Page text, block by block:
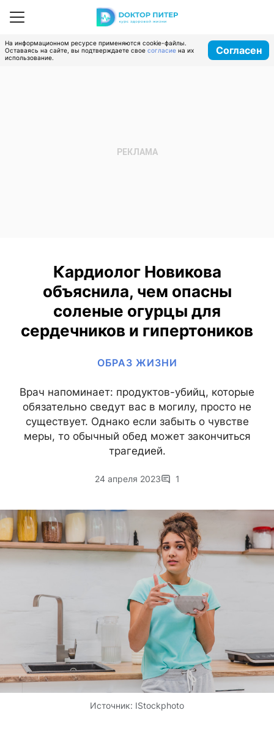
На информационном ресурсе применяются cookie-файлы.
Оставаясь на сайте, вы подтверждаете свое согласие на их
использование.
Согласен
Кардиолог Новикова
объяснила, чем опасны
соленые огурцы для
сердечников и гипертоников
ОБРАЗ ЖИЗНИ
Врач напоминает: продуктов-убийц, которые
обязательно сведут вас в могилу, просто не
существует. Однако если забыть о чувстве
меры, то обычный обед может закончиться
трагедией.
24 апреля 2023 1
Источник: IStockphoto